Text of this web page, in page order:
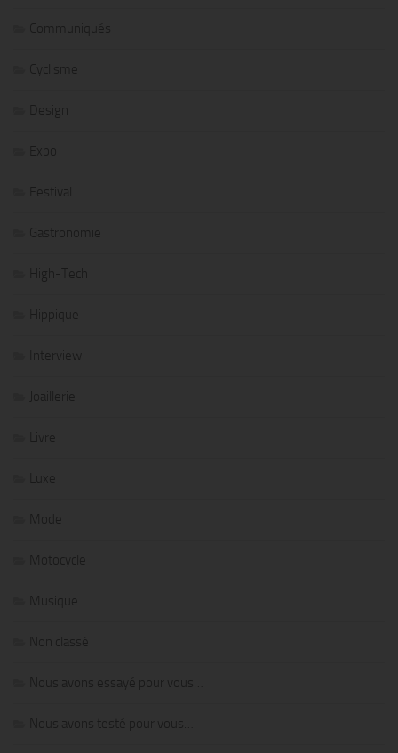
Communiqués
Cyclisme
Design
Expo
Festival
Gastronomie
High-Tech
Hippique
Interview
Joaillerie
Livre
Luxe
Mode
Motocycle
Musique
Non classé
Nous avons essayé pour vous…
Nous avons testé pour vous…